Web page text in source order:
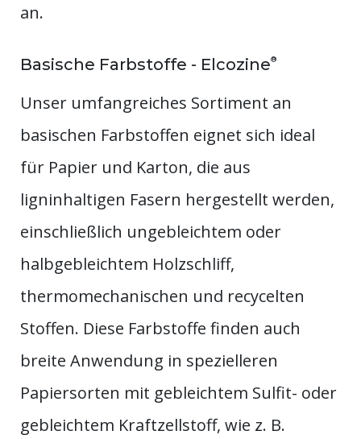
an.
Basische Farbstoffe - Elcozine®
Unser umfangreiches Sortiment an
basischen Farbstoffen eignet sich ideal
für Papier und Karton, die aus
ligninhaltigen Fasern hergestellt werden,
einschließlich ungebleichtem oder
halbgebleichtem Holzschliff,
thermomechanischen und recycelten
Stoffen. Diese Farbstoffe finden auch
breite Anwendung in spezielleren
Papiersorten mit gebleichtem Sulfit- oder
gebleichtem Kraftzellstoff, wie z. B.